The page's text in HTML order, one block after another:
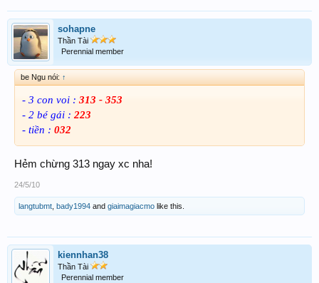
sohapne
Thần Tài
Perennial member
be Ngu nói: ↑
- 3 con voi : 313 - 353
- 2 bé gái : 223
- tiền : 032
Hẻm chừng 313 ngay xc nha!
24/5/10
langtubmt bady1994 and giaimagiacmo like this.
kiennhan38
Thần Tài
Perennial member